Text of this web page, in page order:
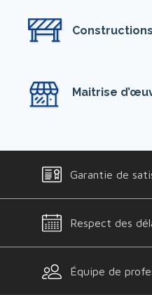
Maitrise
Garantie de
Respect des
Équipe de